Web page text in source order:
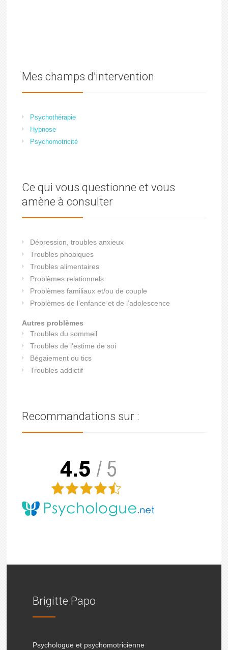
Mes champs d’intervention
Psychothérapie
Hypnose
Psychomotricité
Ce qui vous questionne et vous
amène à consulter
Dépression, troubles anxieux
Troubles phobiques
Troubles alimentaires
Problèmes relationnels
Problèmes familiaux et/ou de couple
Problèmes de l’enfance et de l’adolescence
Autres problèmes
Troubles du sommeil
Troubles de l'estime de soi
Bégaiement ou tics
Troubles addictif
Recommandations sur :
Brigitte Papo
Psychologue et psychomotricienne